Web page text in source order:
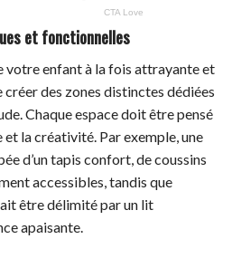
et fonctionnelles
votre enfant à la fois attrayante et
des zones distinctes dédiées
Chaque espace doit être pensé
la créativité. Par exemple, une
d’un tapis confort, de coussins
accessibles, tandis que
être délimité par un lit
apaisante.